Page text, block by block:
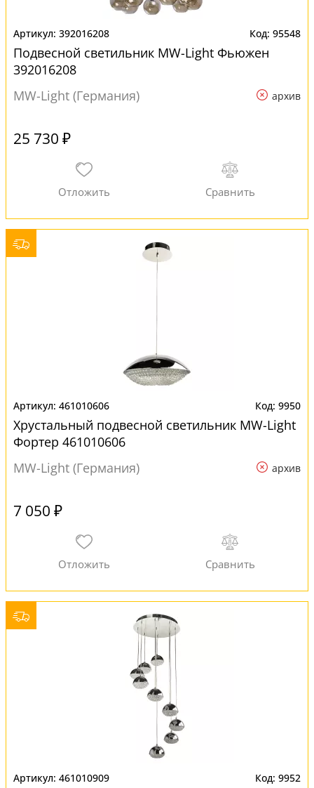
392016208 95548
Подвесной светильник MW-Light Фьюжен
392016208
MW-Light (Германия)
архив
25 730 ₽
461010606 9950
Хрустальный подвесной светильник MW-Light
Фортер 461010606
MW-Light (Германия)
архив
7 050 ₽
461010909 9952